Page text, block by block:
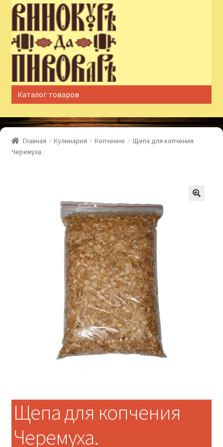
Перейти
навигации
Перейти
содержимому
Каталог товаров
Главная Кулинария Копчение
Щепа для копчения
Черемуха.
Щепа для копчения
Черемуха.